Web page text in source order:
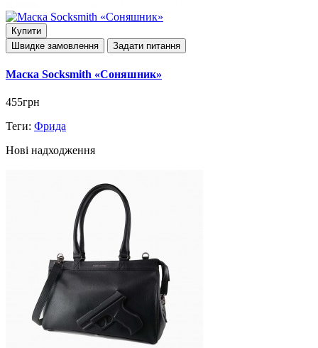
Купити
Швидке замовлення
Задати питання
Маска Socksmith «Соняшник»
455грн
Теги: Фрида
Нові надходження